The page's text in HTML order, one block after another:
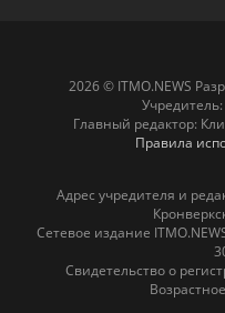
2026 © ITMO.NEWS
Учредитель:
Главный редактор:
Правила
Адрес учредителя и
Сетевое издание
Свидетельство о